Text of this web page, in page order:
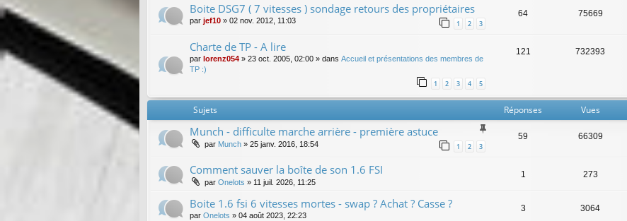
Boite DSG7 ( 7 vitesses ) sondage retours des propriétaires
par jef10 » 02 nov. 2012, 11:03 1 2 3
64 75669
Charte de TP - A lire
par lorenz054 » 23 oct. 2005, 02:00 » dans Accueil et présentations des membres de
TP :)
1 2 3 4 5
121 732393
Sujets Réponses Vues
Munch - difficulte marche arrière - première astuce
par Munch » 25 janv. 2016, 18:54 1 2 3
59 66309
Comment sauver la boîte de son 1.6 FSI
par Onelots » 11 juil. 2026, 11:25
1 273
Boite 1.6 fsi 6 vitesses mortes - swap ? Achat ? Casse ?
par Onelots » 04 août 2023, 22:23
3 3064